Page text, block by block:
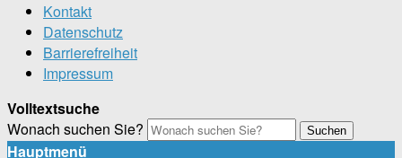
Kontakt
Datenschutz
Barrierefreiheit
Impressum
Volltextsuche
Wonach suchen Sie?
Suchen
Hauptmenü